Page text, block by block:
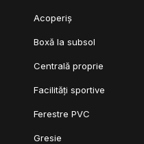
Acoperiș
Boxă la subsol
Centrală proprie
Facilități sportive
Ferestre PVC
Gresie